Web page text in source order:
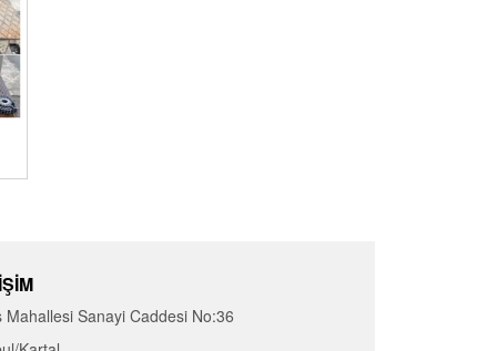
Mahallesi Sanayi Caddesi No:36